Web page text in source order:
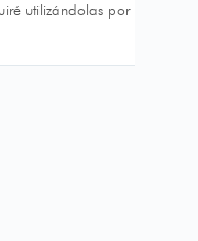
por muchos años.